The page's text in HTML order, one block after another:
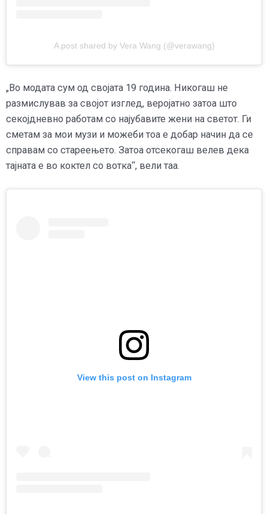
A post shared by Vera Wang (@verawang)
„Во модата сум од својата 19 година. Никогаш не
размислував за својот изглед, веројатно затоа што
секојдневно работам со најубавите жени на светот. Ги
сметам за мои музи и можеби тоа е добар начин да се
справам со стареењето. Затоа отсекогаш велев дека
тајната е во коктел со вотка“, вели таа.
View this post on Instagram